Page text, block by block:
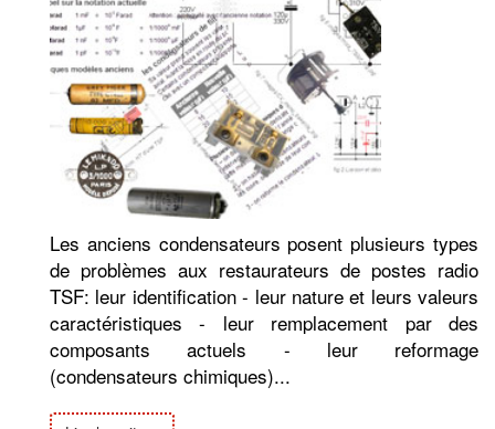
Les anciens condensateurs posent plusieurs types
de problèmes aux restaurateurs de postes radio
TSF: leur identification - leur nature et leurs valeurs
caractéristiques - leur remplacement par des
composants actuels - leur reformage
(condensateurs chimiques)...